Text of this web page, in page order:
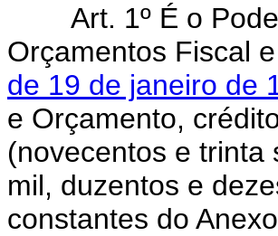
Art. 1º É o
Orçamentos Fiscal
de 19 de janeiro de
e Orçamento,
(novecentos e trinta
mil, duzentos e
constantes do